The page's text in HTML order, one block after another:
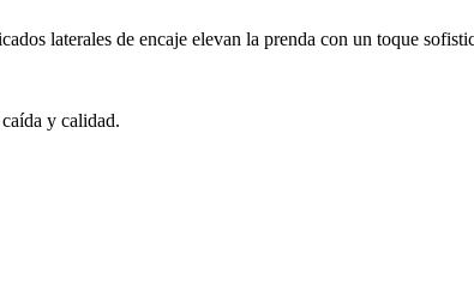
laterales de encaje elevan la prenda con un toque
y calidad.